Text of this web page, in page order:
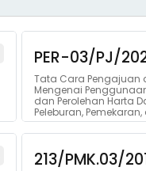
PER-03/PJ/
Tata Cara Pengajuan
Mengenai
dan Perolehan Harta
Peleburan,
213/PMK.03/